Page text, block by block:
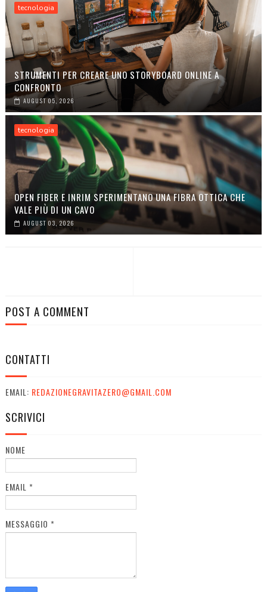
tecnologia
STRUMENTI PER CREARE UNO STORYBOARD ONLINE A
CONFRONTO
AUGUST 05, 2026
tecnologia
OPEN FIBER E INRIM SPERIMENTANO UNA FIBRA OTTICA CHE
VALE PIÙ DI UN CAVO
AUGUST 03, 2026
POST A COMMENT
CONTATTI
EMAIL: REDAZIONEGRAVITAZERO@GMAIL.COM
SCRIVICI
NOME
EMAIL *
MESSAGGIO *